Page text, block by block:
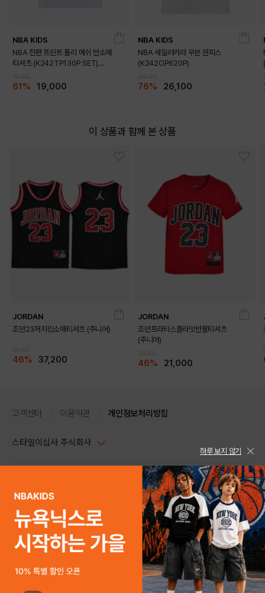
NBA KIDS
NBA 전판 프린트 폴리 메쉬 반소매
티셔츠 (K242TP130P SET)
61% 19,000
NBA KIDS
NBA 세일러카라 우븐 원피스
(K242OP620P)
76% 26,100
이 상품과 함께 본 상품
JORDAN
조던23저지민소매티셔츠 (주니어)
46% 37,200
JORDAN
조던프라티스플라잇반팔티셔츠
(주니어)
46% 21,000
고객센터 이용약관 개인정보처리방침
스타일이십사 주식회사
주소 : 서울시 강남구 논현로 633, 6층 (논현동, 한세엠케이빌딩)
사업자등록번호 : 116-81-32499
통신판매업신고번호 : 제 2024-서울강남-04239
호스팅 서비스 : 스타일이십사㈜
고객센터 1544-5336(평일 09:00~ 18:00 토/일/공휴일 휴무)
스타일24 고객센터 1544-5336
평일 09:00~ 18:00 (토/일/공휴일 휴무)
help Email : help@style24.com
COPYRIGHTⓒ2021 STYLE24 ALL RIGHTS RESERVED.
하루 보지 않기